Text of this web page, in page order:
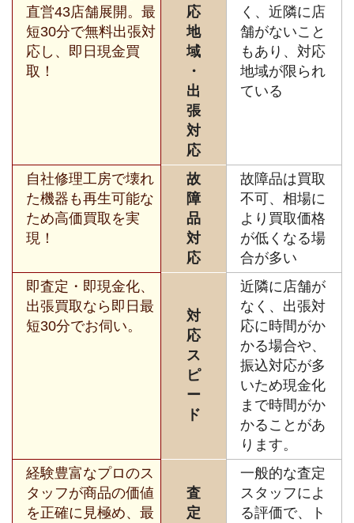
直営43店舗展開。最
短30分で無料出張対
応し、即日現金買
取！
応
地
域
・
出
張
対
応
く、近隣に店
舗がないこと
もあり、対応
地域が限られ
ている
自社修理工房で壊れ
た機器も再生可能な
ため高価買取を実
現！
故
障
品
対
応
故障品は買取
不可、相場に
より買取価格
が低くなる場
合が多い
即査定・即現金化、
出張買取なら即日最
短30分でお伺い。
対
応
ス
ピ
ー
ド
近隣に店舗が
なく、出張対
応に時間がか
かる場合や、
振込対応が多
いため現金化
まで時間がか
かることがあ
ります。
経験豊富なプロのス
タッフが商品の価値
を正確に見極め、最
査
定
一般的な査定
スタッフによ
る評価で、ト